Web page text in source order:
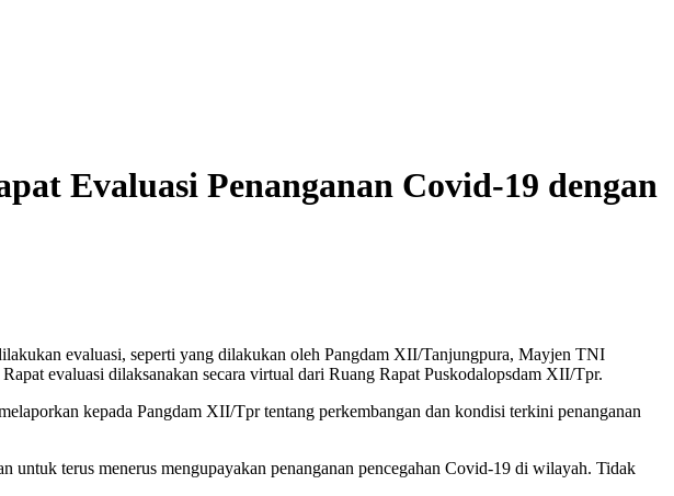
Evaluasi Penanganan Covid-19 dengan
evaluasi, seperti yang dilakukan oleh Pangdam XII/Tanjungpura, Mayjen TNI
evaluasi dilaksanakan secara virtual dari Ruang Rapat Puskodalopsdam XII/Tpr.
kepada Pangdam XII/Tpr tentang perkembangan dan kondisi terkini penanganan
terus menerus mengupayakan penanganan pencegahan Covid-19 di wilayah. Tidak